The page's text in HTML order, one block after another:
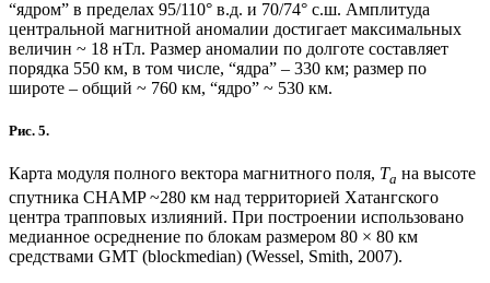
“ядром” в пределах 95/110° в.д. и 70/74° с.ш. Амплитуда
центральной магнитной аномалии достигает максимальных
величин ~ 18 нТл. Размер аномалии по долготе составляет
порядка 550 км, в том числе, “ядра” – 330 км; размер по
широте – общий ~ 760 км, “ядро” ~ 530 км.
Рис. 5.
Карта модуля полного вектора магнитного поля, Та на высоте
спутника CHAMP ~280 км над территорией Хатангского
центра трапповых излияний. При построении использовано
медианное осреднение по блокам размером 80 × 80 км
средствами GMT (blockmedian) (Wessel, Smith, 2007).